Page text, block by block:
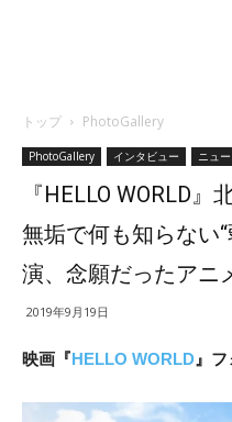
トップ PhotoGallery
PhotoGallery インタビュー ニュ
『HELLO WORLD』
無垢で何も知らない
演、念願だったアニ
2019年9月19日
映画『HELLO WORLD 』